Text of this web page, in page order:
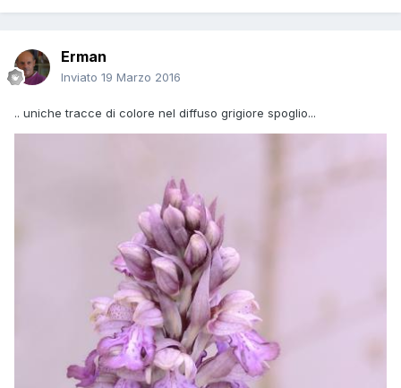
Erman
Inviato 19 Marzo 2016
.. uniche tracce di colore nel diffuso grigiore spoglio...